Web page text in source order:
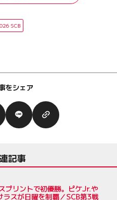
SCB
をシェア
記事
プリントで初優勝。ピケJr.や
ラスが日曜を制覇／SCB第3戦